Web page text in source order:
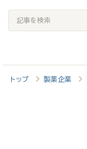
記
事
検
索
トップ 製薬企業